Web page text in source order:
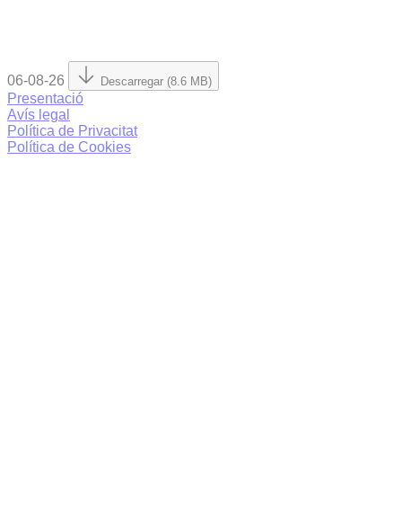
06-08-26 Descarregar (8.6 MB)
Presentació
Avís legal
Política de Privacitat
Política de Cookies